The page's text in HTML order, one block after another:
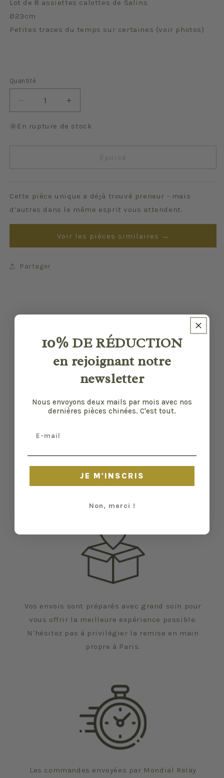
Lot de 8 assiettes calottes de Salins
Ø23cm
Petites traces du temps sur certaines (voir photos)
Quantité
Quantité
Réduire
la
quantité
Calotte
en
de
8)
Augmenter
la
quantité
Calotte
en
de
8)
En rupture de stock
Épuisé
Cette pièce unique a déjà trouvé preneur - mais
d’autres dans le même esprit vous attendent.
Voir les pièces similaires →
Partager
en a. Malgré tout, elles ont vécu d'autres vies
et certaines traces du temps peuvent nous
Vos envois sont préparés avec grand soin pour
vous offrir la meilleure expérience possible.
N'hésitez pas à privilégier la remise en main
propre à Paris.
Les commandes envoyées par Mondial Relay
10% DE RÉDUCTION
en rejoignant notre
newsletter
Nous envoyons deux mails par mois avec nos
dernières pièces chinées. C'est tout.
JE M'INSCRIS
Non, merci !